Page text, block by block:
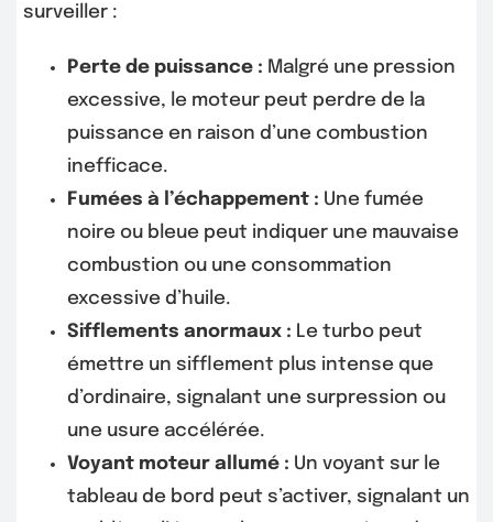
surveiller :
Perte de puissance : Malgré une pression
excessive, le moteur peut perdre de la
puissance en raison d’une combustion
inefficace.
Fumées à l’échappement : Une fumée
noire ou bleue peut indiquer une mauvaise
combustion ou une consommation
excessive d’huile.
Sifflements anormaux : Le turbo peut
émettre un sifflement plus intense que
d’ordinaire, signalant une surpression ou
une usure accélérée.
Voyant moteur allumé : Un voyant sur le
tableau de bord peut s’activer, signalant un